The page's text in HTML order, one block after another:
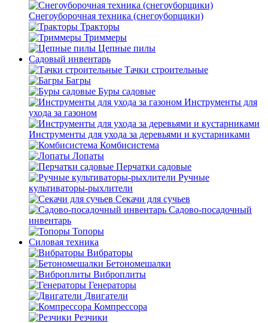
Снегоуборочная техника (снегоуборщики)
Тракторы
Триммеры
Цепные пилы
Садовый инвентарь
Тачки строительные
Багры
Буры садовые
Инструменты для
ухода за газоном
Инструменты для ухода за деревьями и кустарниками
Комбисистема
Лопаты
Перчатки садовые
Ручные
культиваторы-рыхлители
Секачи для сучьев
Садово-посадочный
инвентарь
Топоры
Силовая техника
Вибраторы
Бетономешалки
Виброплиты
Генераторы
Двигатели
Компрессора
Резчики